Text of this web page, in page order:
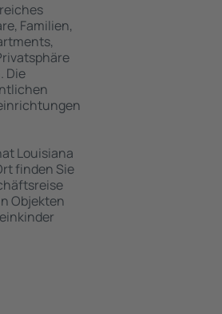
Familien,
Die
Louisiana
finden Sie
Objekten